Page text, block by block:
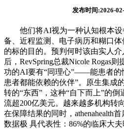
发布时间:2026-
他们将AI视为一种认知根本设
备、近程监测、电子病历和糊口
的标的目的。预判何时该由实人
后，RevSpring总裁Nicole Rogas
功的AI要有“同理心”——能患者的
患者都能依赖的伙伴”。原生集成
转的“东西”，这种“自下而上”的
流超200亿美元。越来越多机构
在保障结果的同时，athenahealth
数据极 具代表性：86%的临床大